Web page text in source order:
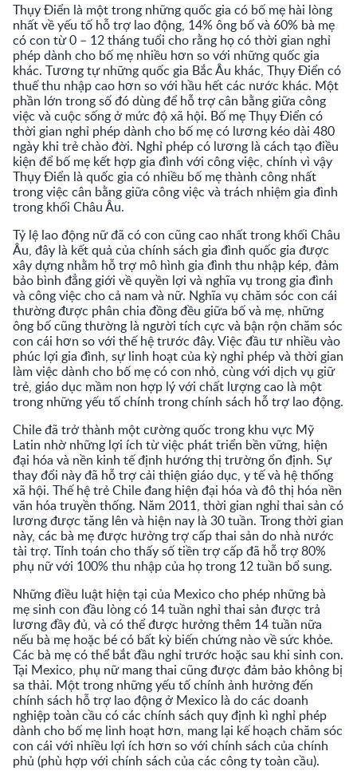
Thụy Điển là một trong những quốc gia có bố mẹ hài lòng
nhất về yếu tố hỗ trợ lao động, 14% ông bố và 60% bà mẹ
có con từ 0 – 12 tháng tuổi cho rằng họ có thời gian nghỉ
phép dành cho bố mẹ nhiều hơn so với những quốc gia
khác. Tương tự những quốc gia Bắc Âu khác, Thụy Điển có
thuế thu nhập cao hơn so với hầu hết các nước khác. Một
phần lớn trong số đó dùng để hỗ trợ cân bằng giữa công
việc và cuộc sống ở mức độ xã hội. Bố mẹ Thụy Điển có
thời gian nghỉ phép dành cho bố mẹ có lương kéo dài 480
ngày khi trẻ chào đời. Nghỉ phép có lương là cách tạo điều
kiện để bố mẹ kết hợp gia đình với công việc, chính vì vậy
Thụy Điển là quốc gia có nhiều bố mẹ thành công nhất
trong việc cân bằng giữa công việc và trách nhiệm gia đình
trong khối Châu Âu.
Tỷ lệ lao động nữ đã có con cũng cao nhất trong khối Châu
Âu, đây là kết quả của chính sách gia đình quốc gia được
xây dựng nhằm hỗ trợ mô hình gia đình thu nhập kép, đảm
bảo bình đẳng giới về quyền lợi và nghĩa vụ trong gia đình
và công việc cho cả nam và nữ. Nghĩa vụ chăm sóc con cái
thường được phân chia đồng đều giữa bố và mẹ, những
ông bố cũng thường là người tích cực và bận rộn chăm sóc
con cái hơn so với thế hệ trước đây. Việc đầu tư nhiều vào
phúc lợi gia đình, sự linh hoạt của kỳ nghỉ phép và thời gian
làm việc dành cho bố mẹ có con nhỏ, cùng với dịch vụ giữ
trẻ, giáo dục mầm non hợp lý với chất lượng cao là một
trong những yếu tố chính trong chính sách hỗ trợ lao động.
Chile đã trở thành một cường quốc trong khu vực Mỹ
Latin nhờ những lợi ích từ việc phát triển bền vững, hiện
đại hóa và nền kinh tế định hướng thị trường ổn định. Sự
thay đổi này đã hỗ trợ cải thiện giáo dục, y tế và hệ thống
xã hội. Thế hệ trẻ Chile đang hiện đại hóa và đô thị hóa nền
văn hóa truyền thống. Năm 2011, thời gian nghỉ thai sản có
lương được tăng lên và hiện nay là 30 tuần. Trong thời gian
này, các bà mẹ được hưởng trợ cấp thai sản do nhà nước
tài trợ. Tính toán cho thấy số tiền trợ cấp đã hỗ trợ 80%
phụ nữ với 100% thu nhập của họ trong 12 tuần bổ sung.
Những điều luật hiện tại của Mexico cho phép những bà
mẹ sinh con đầu lòng có 14 tuần nghỉ thai sản được trả
lương đầy đủ, và có thể được hưởng thêm 14 tuần nữa
nếu bà mẹ hoặc bé có bất kỳ biến chứng nào về sức khỏe.
Các bà mẹ có thể bắt đầu nghỉ trước hoặc sau khi sinh con.
Tại Mexico, phụ nữ mang thai cũng được đảm bảo không bị
sa thải. Một trong những yếu tố chính ảnh hưởng đến
chính sách hỗ trợ lao động ở Mexico là do các doanh
nghiệp toàn cầu có các chính sách quy định kì nghỉ phép
dành cho bố mẹ linh hoạt hơn, mang lại kế hoạch chăm sóc
con cái với nhiều lợi ích hơn so với chính sách của chính
phủ (phù hợp với chính sách của các công ty toàn cầu).